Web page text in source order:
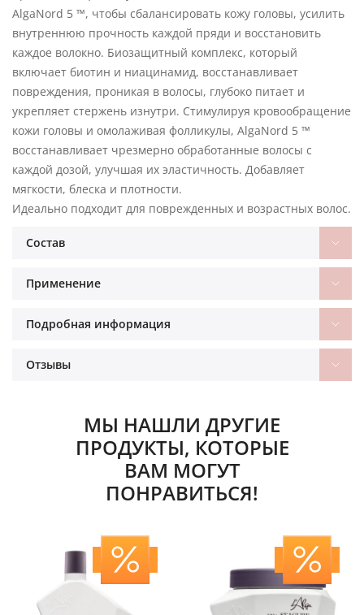
AlgaNord 5 ™, чтобы сбалансировать кожу головы, усилить
внутреннюю прочность каждой пряди и восстановить
каждое волокно. Биозащитный комплекс, который
включает биотин и ниацинамид, восстанавливает
повреждения, проникая в волосы, глубоко питает и
укрепляет стержень изнутри. Стимулируя кровообращение
кожи головы и омолаживая фолликулы, AlgaNord 5 ™
восстанавливает чрезмерно обработанные волосы с
каждой дозой, улучшая их эластичность. Добавляет
мягкости, блеска и плотности.
Идеально подходит для поврежденных и возрастных волос.
Состав
Применение
Подробная информация
Отзывы
МЫ НАШЛИ ДРУГИЕ
ПРОДУКТЫ, КОТОРЫЕ
ВАМ МОГУТ
ПОНРАВИТЬСЯ!